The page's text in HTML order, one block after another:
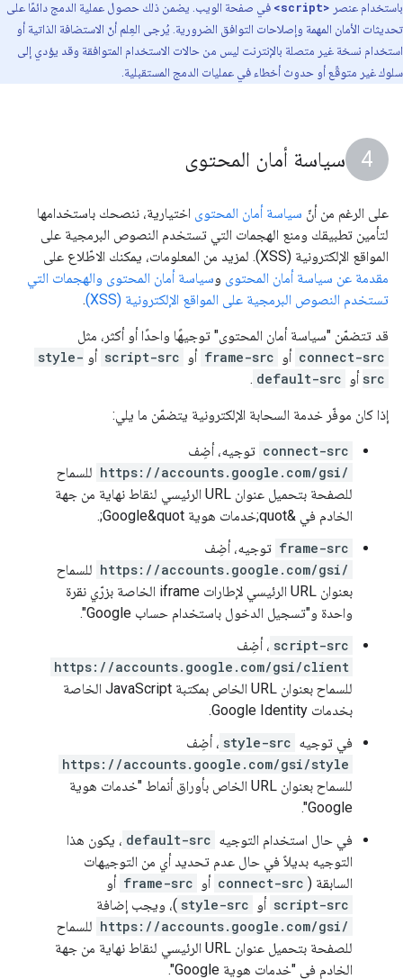
باستخدام عنصر <script> في صفحة الويب. يضمن ذلك حصول عملية الدمج دائمًا على
تحديثات الأمان المهمة وإصلاحات التوافق الضرورية. يُرجى العِلم أنّ الاستضافة الذاتية أو
استخدام نسخة غير متصلة بالإنترنت ليس من حالات الاستخدام المتوافقة وقد يؤدي إلى
سلوك غير متوقّع أو حدوث أخطاء في عمليات الدمج المستقبلية.
سياسة أمان المحتوى
على الرغم من أنّ سياسة أمان المحتوى اختيارية، ننصحك باستخدامها
لتأمين تطبيقك ومنع الهجمات التي تستخدم النصوص البرمجية على
المواقع الإلكترونية (XSS). لمزيد من المعلومات، يمكنك الاطّلاع على
مقدمة عن سياسة أمان المحتوى وسياسة أمان المحتوى والهجمات التي
تستخدم النصوص البرمجية على المواقع الإلكترونية (XSS)
.
قد تتضمّن "سياسة أمان المحتوى" توجيهًا واحدًا أو أكثر، مثل
connect-src أو frame-src أو script-src أو style-
src أو default-src
.
إذا كان موفّر خدمة السحابة الإلكترونية يتضمّن ما يلي:
connect-src توجيه، أضِف
https://accounts.google.com/gsi/ للسماح
للصفحة بتحميل عنوان URL الرئيسي لنقاط نهاية من جهة
الخادم في &quot;خدمات هوية Google&quot;.
frame-src توجيه، أضِف
https://accounts.google.com/gsi/ للسماح
بعنوان URL الرئيسي لإطارات iframe الخاصة بزرّي نقرة
واحدة و"تسجيل الدخول باستخدام حساب Google".
script-src ، أضِف
https://accounts.google.com/gsi/client
للسماح بعنوان URL الخاص بمكتبة JavaScript الخاصة
بخدمات Google Identity.
في توجيه style-src ، أضِف
https://accounts.google.com/gsi/style
للسماح بعنوان URL الخاص بأوراق أنماط "خدمات هوية
Google".
في حال استخدام التوجيه default-src ، يكون هذا
التوجيه بديلاً في حال عدم تحديد أي من التوجيهات
السابقة ( connect-src أو frame-src أو
script-src أو style-src )، ويجب إضافة
https://accounts.google.com/gsi/ للسماح
للصفحة بتحميل عنوان URL الرئيسي لنقاط نهاية من جهة
الخادم في "خدمات هوية Google".